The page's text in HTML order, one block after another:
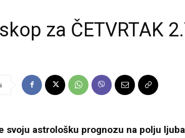
za ČETVRTAK
svoju astrološku prognozu na polju